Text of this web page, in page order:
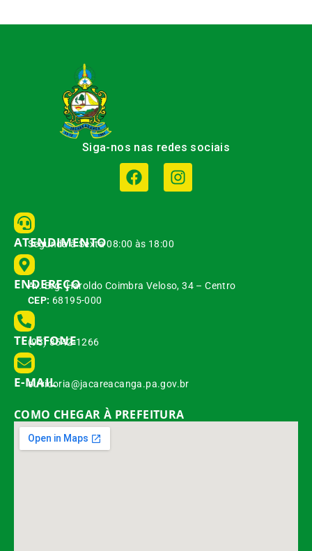
Siga-nos nas redes sociais
ATENDIMENTO
Segunda à Sexta 08:00 às 18:00
ENDEREÇO
Av. Brg. Haroldo Coimbra Veloso, 34 – Centro
CEP: 68195-000
TELEFONE
(93) 3542-1266
E-MAIL
ouvidoria@jacareacanga.pa.gov.br
COMO CHEGAR À PREFEITURA